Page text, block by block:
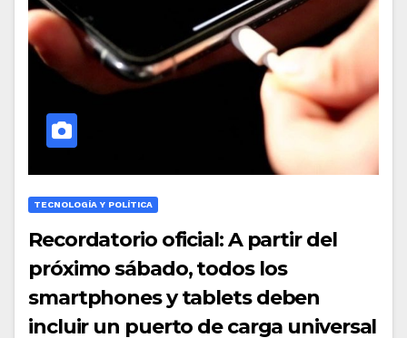
TECNOLOGÍA Y POLÍTICA
Recordatorio oficial: A partir del
próximo sábado, todos los
smartphones y tablets deben
incluir un puerto de carga universal